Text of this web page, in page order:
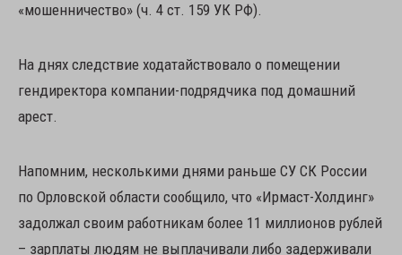
«мошенничество» (ч. 4 ст. 159 УК РФ).
На днях следствие ходатайствовало о помещении
гендиректора компании-подрядчика под домашний
арест.
Напомним, несколькими днями раньше СУ СК России
по Орловской области сообщило, что «Ирмаст-Холдинг»
задолжал своим работникам более 11 миллионов рублей
– зарплаты людям не выплачивали либо задерживали